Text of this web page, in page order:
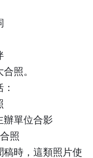
照。
辦單位合影
照
稿時，這類照片使